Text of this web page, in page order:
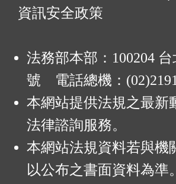
資訊安全政策
法務部本部：100204
號 電話總機：
本網站提供法規之最新
法律諮詢服務。
本網站法規資料若與機
以公布之書面資料為準。